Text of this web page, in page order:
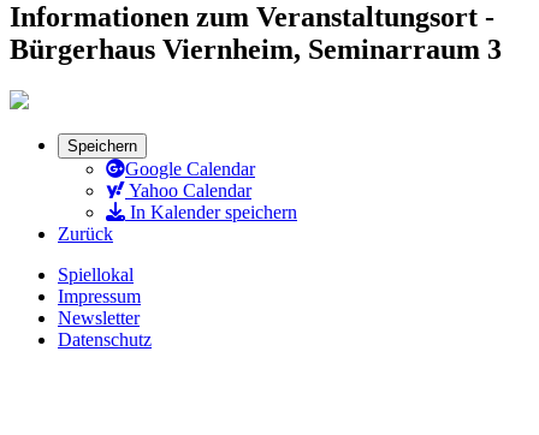
Informationen zum Veranstaltungsort -
Bürgerhaus Viernheim, Seminarraum 3
Speichern
Google Calendar
Yahoo Calendar
In Kalender speichern
Zurück
Spiellokal
Impressum
Newsletter
Datenschutz